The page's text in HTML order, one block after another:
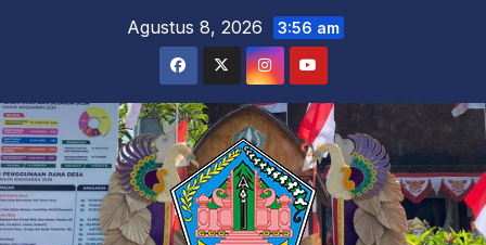
Agustus 8, 2026 3:56 am